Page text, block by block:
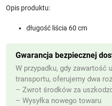
Opis produktu:
długość liścia 60 cm
Gwarancja bezpiecznej
W przypadku, gdy zawartość
transportu, oferujemy dwa
– Zwrot środków za
– Wysyłka nowego towaru